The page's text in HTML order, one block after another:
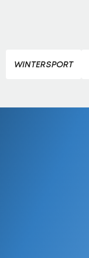
WINTERSPORT